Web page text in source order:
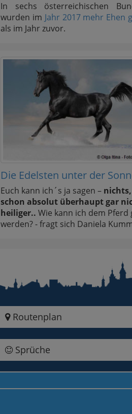
In sechs österreichischen
wurden im Jahr 2017 mehr Ehen
als im Jahr zuvor.
Die Edelsten unter der
Euch kann ich´s ja sagen –
schon absolut überhaupt gar
heiliger.. Wie kann ich dem Pferd
werden? - fragt sich Daniela
Routenplan
Sprüche